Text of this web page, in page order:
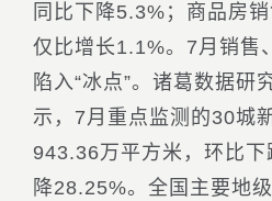
同比下降5.3%；商品房
仅比增长1.1%。7月销售
陷入“冰点”。诸葛数据研
示，7月重点监测的30城
943.36万平方米，环比
降28.25%。全国主要地